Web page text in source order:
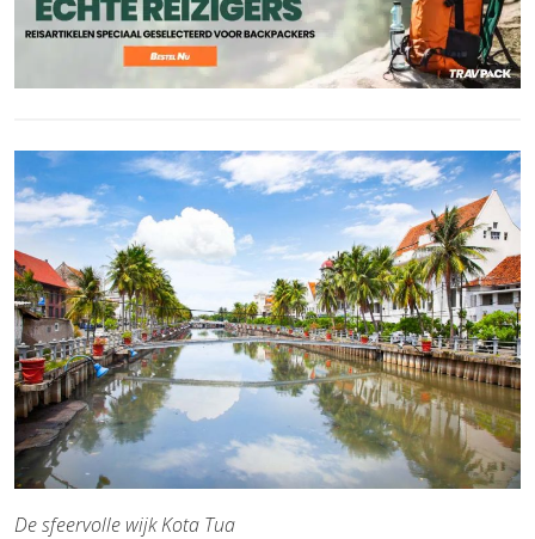
De sfeervolle wijk Kota Tua